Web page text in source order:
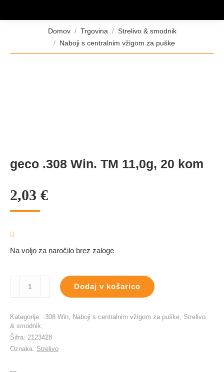
Domov Trgovina
Strelivo & smodnik
Naboji s centralnim vžigom za puške
geco .308 Win. TM 11,0g, 20 kom
2,03 €
Na voljo za naročilo brez zaloge
11,0g,
20
količina
Dodaj v košarico
Kategorije: .308 Win, Naboji s centralnim vžigom za puške, Strelivo
& smodnik
Šifra: 2123428
Oznaka: Strelivo